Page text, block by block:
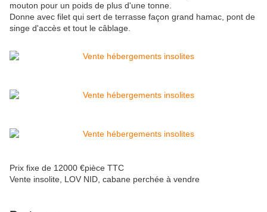
mouton pour un poids de plus d'une tonne.
Donne avec filet qui sert de terrasse façon grand hamac, pont de
singe d'accès et tout le câblage.
Prix fixe de 12000 €pièce TTC
Vente insolite, LOV NID, cabane perchée à vendre